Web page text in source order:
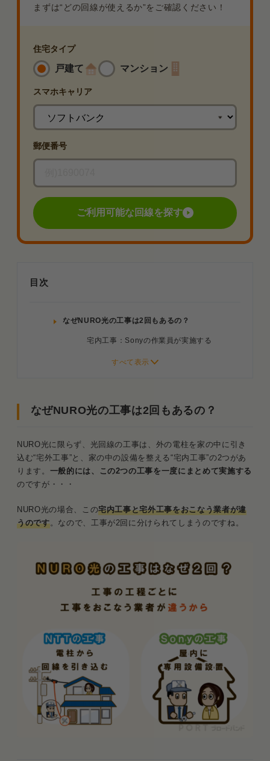
まずは“どの回線が使えるか”をご確認ください！
住宅タイプ
戸建て マンション
スマホキャリア
郵便番号
ご利用可能な回線を探す
目次
なぜNURO光の工事は2回もあるの？
宅内工事：Sonyの作業員が実施する
宅外工事：NTTの作業員が実施する
ただしマンションタイプは例外もあり
NURO光の工事内容
1．宅内工事
NURO光の工事の流れ
宅内工事
宅外工事日の決定
宅外工事
NURO光の工事費は44,000円
工事費と同額分が月々のネット料から割り引
かれる
曜日を指定すると追加で＋3,300円かかる
なぜNURO光の工事は2回もあるの？
NURO光に限らず、光回線の工事は、外の電柱を家の中に引き
込む“宅外工事”と、家の中の設備を整える“宅内工事”の2つがあ
ります。 一般的には、この2つの工事を一度にまとめて実施する
のですが・・・
NURO光の場合、この宅内工事と宅外工事をおこなう業者が違
うのです。なので、工事が2回に分けられてしまうのですね。